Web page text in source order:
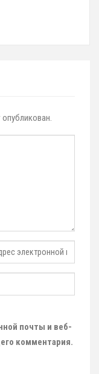
почты и веб-
комментария.